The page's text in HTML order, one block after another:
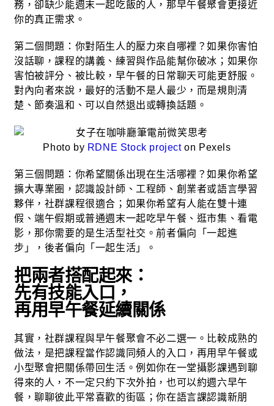
務，卻缺少能週末一起吃飯的人，那早午餐聚會更接近
你的真正需求。
第二個問題：你對陌生人的壓力來自哪裡？如果你害怕
沒話聊，課程的講義、練習與作品能幫你破冰；如果你
害怕被評分、被比較，早午餐的日常聊天可能更舒服。
對內向者來說，最好的活動不是人最少，而是規則清
楚、節奏溫和、可以自然退出或轉換話題。
Photo by RDNE Stock projecton Pexels
第三個問題：你希望關係出現在生活哪裡？如果你希望
擴大專業圈，認識設計師、工程師、創業者或語言學習
夥伴，社群課程很適合；如果你希望有人能在雙十連
假、端午假期或普通週末一起吃早午餐、逛市集、看電
影，那你需要的是生活型社交。前者偏向「一起進
步」，後者偏向「一起生活」。
把兩者搭配起來：
先有技能入口，
再用早午餐延續關係
其實，社群課程與早午餐聚會不必二選一。比較成熟的
做法，是把課程當作認識同頻人的入口，再用早午餐或
小型聚會把關係帶回生活。例如你在一堂攝影課遇到聊
得來的人，不一定只約下次外拍，也可以約週六早午
餐，聊聊彼此平常喜歡的街區；你在語言課認識新朋